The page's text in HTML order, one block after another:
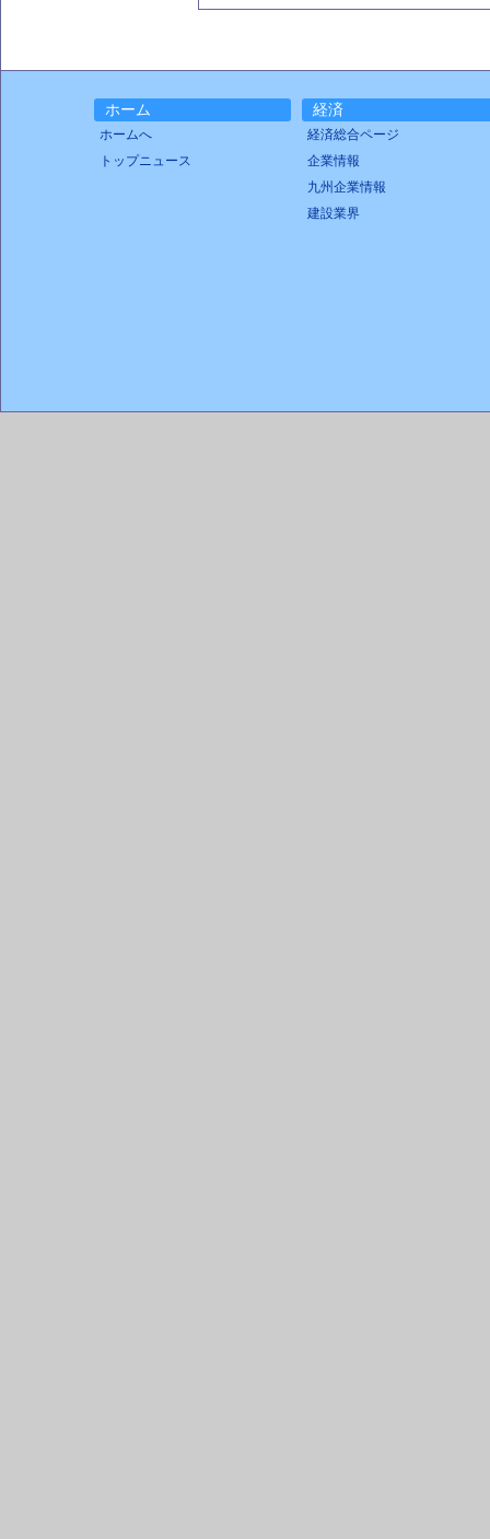
ホーム
ホームへ
トップニュース
経済
経済総合ページ
企業情報
九州企業情報
建設業界